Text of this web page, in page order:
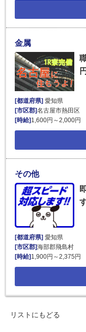
金属
[都道府県] 愛知県
[市区郡]名古屋市熱田区
[時給] 1,600円～2,000円
その他
[都道府県] 愛知県
[市区郡]海部郡飛島村
[時給] 1,900円～2,375円
リストにもどる